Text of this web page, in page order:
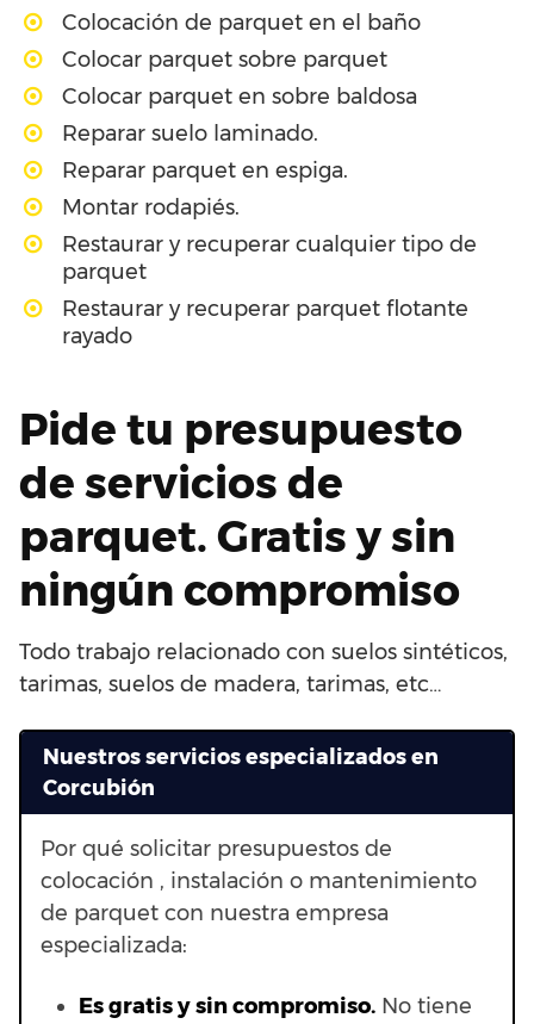
Colocación de parquet en el baño
Colocar parquet sobre parquet
Colocar parquet en sobre baldosa
Reparar suelo laminado.
Reparar parquet en espiga.
Montar rodapiés.
Restaurar y recuperar cualquier tipo de
parquet
Restaurar y recuperar parquet flotante
rayado
Pide tu presupuesto
de servicios de
parquet. Gratis y sin
ningún compromiso
Todo trabajo relacionado con suelos sintéticos,
tarimas, suelos de madera, tarimas, etc…
Nuestros servicios especializados en
Corcubión
Por qué solicitar presupuestos de
colocación , instalación o mantenimiento
de parquet con nuestra empresa
especializada:
Es gratis y sin compromiso. No tiene